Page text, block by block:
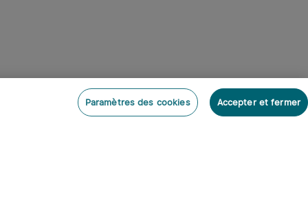
Paramètres des cookies Accepter et fermer